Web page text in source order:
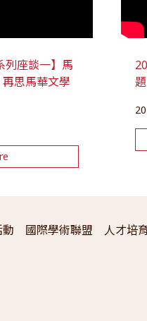
列座談一】馬
思馬華文學
國際學術聯盟 人才培